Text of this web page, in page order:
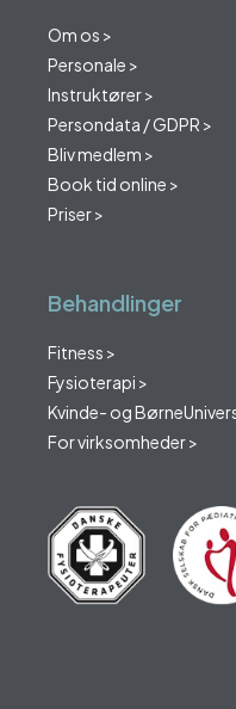
Om os >
Personale >
Instruktører >
Persondata / GDPR >
Bliv medlem >
Book tid online >
Priser >
Behandlinger
Fitness >
Fysioterapi >
Kvinde- og
For virksomheder >